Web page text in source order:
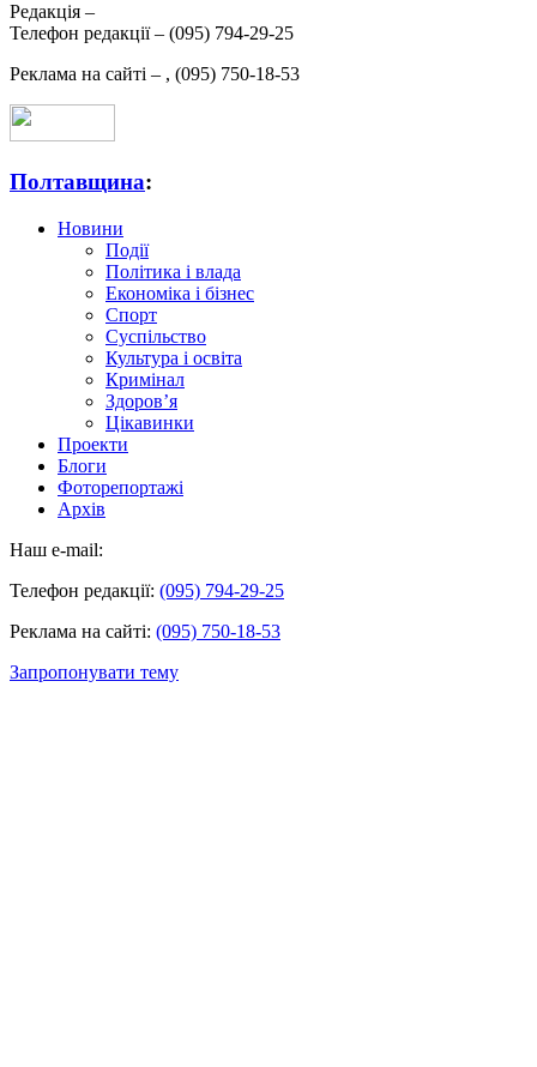
Редакція –
Телефон редакції – (095) 794-29-25
Реклама на сайті – , (095) 750-18-53
Полтавщина:
Новини
Події
Політика і влада
Економіка і бізнес
Спорт
Суспільство
Культура і освіта
Кримінал
Здоров’я
Цікавинки
Проекти
Блоги
Фоторепортажі
Архів
Наш e-mail:
Телефон редакції: (095) 794-29-25
Реклама на сайті: (095) 750-18-53
Запропонувати тему